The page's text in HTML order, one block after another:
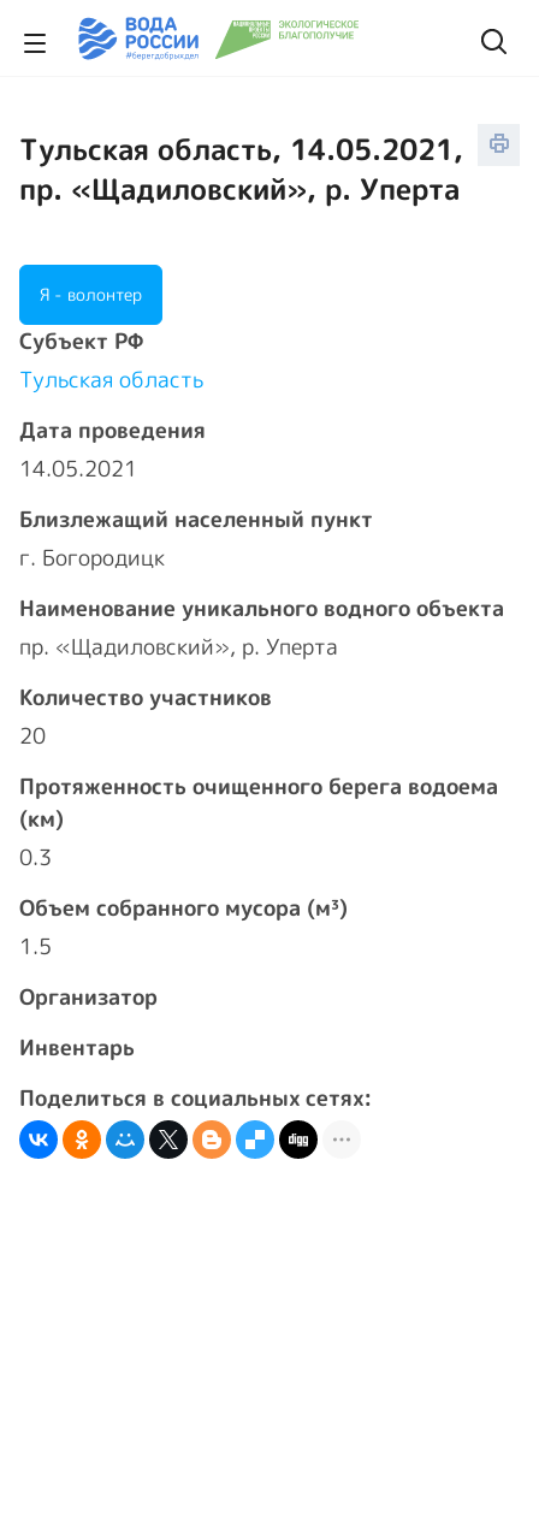
Тульская область, 14.05.2021,
пр. «Щадиловский», р. Уперта
Я - волонтер
Cубъект РФ
Тульская область
Дата проведения
14.05.2021
Близлежащий населенный пункт
г. Богородицк
Наименование уникального водного объекта
пр. «Щадиловский», р. Уперта
Количество участников
20
Протяженность очищенного берега водоема
(км)
0.3
Объем собранного мусора (м³)
1.5
Организатор
Инвентарь
Поделиться в социальных сетях: